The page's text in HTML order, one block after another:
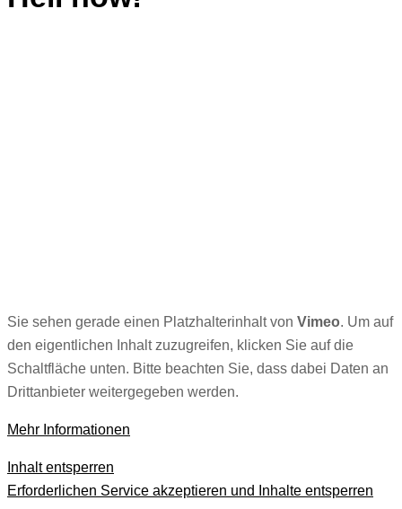
Sie sehen gerade einen Platzhalterinhalt von Vimeo. Um auf
den eigentlichen Inhalt zuzugreifen, klicken Sie auf die
Schaltfläche unten. Bitte beachten Sie, dass dabei Daten an
Drittanbieter weitergegeben werden.
Mehr Informationen
Inhalt entsperren
Erforderlichen Service akzeptieren und Inhalte entsperren